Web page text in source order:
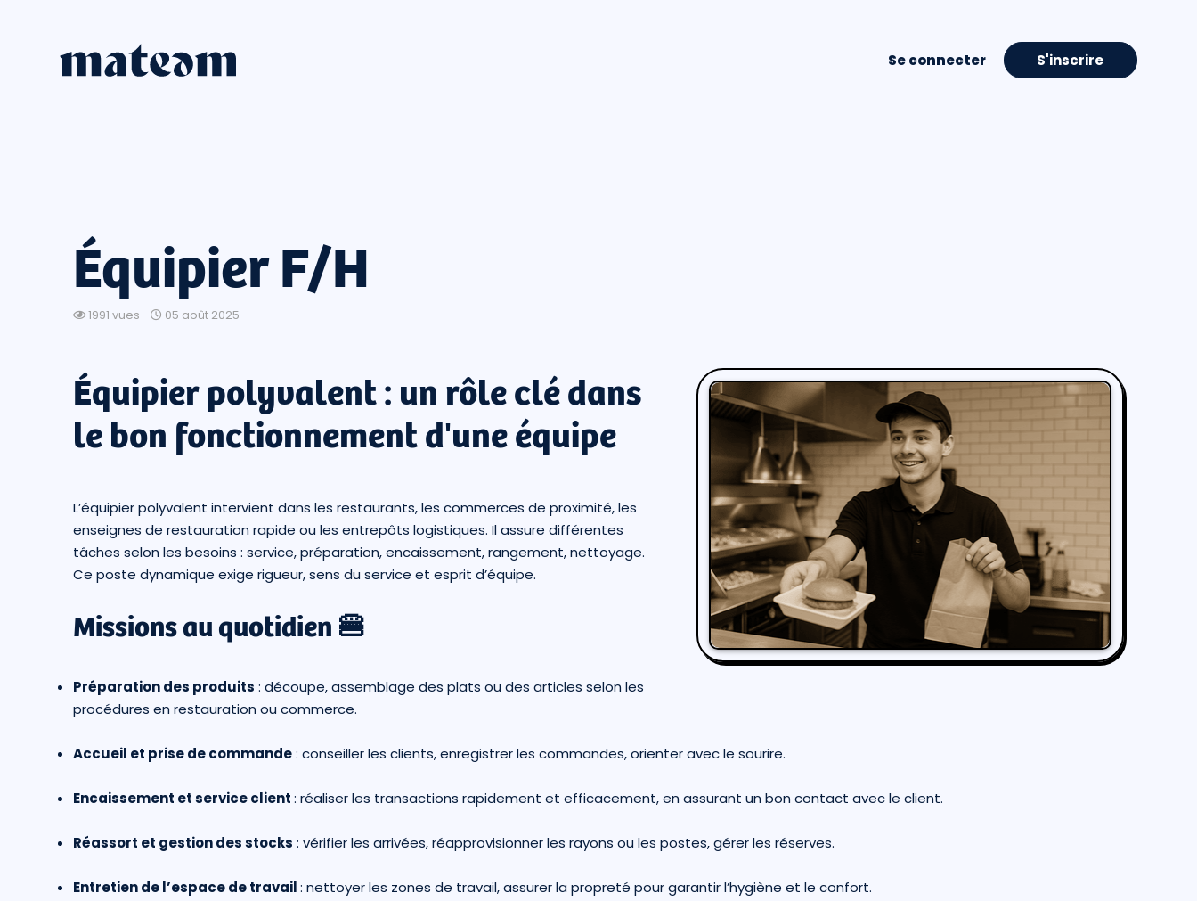
Se connecter S'inscrire
Équipier F/H
1991 vues 05 août 2025
Équipier polyvalent : un rôle clé dans
le bon fonctionnement d'une équipe
L’équipier polyvalent intervient dans les restaurants, les commerces de proximité, les
enseignes de restauration rapide ou les entrepôts logistiques. Il assure différentes
tâches selon les besoins : service, préparation, encaissement, rangement, nettoyage.
Ce poste dynamique exige rigueur, sens du service et esprit d’équipe.
Missions au quotidien 🍔
Préparation des produits : découpe, assemblage des plats ou des articles selon les
procédures en restauration ou commerce.
Accueil et prise de commande: conseiller les clients, enregistrer les commandes, orienter avec le sourire.
Encaissement et service client: réaliser les transactions rapidement et efficacement, en assurant un bon contact avec le client.
Réassort et gestion des stocks : vérifier les arrivées, réapprovisionner les rayons ou les postes, gérer les réserves.
Entretien de l’espace de travail: nettoyer les zones de travail, assurer la propreté pour garantir l’hygiène et le confort.